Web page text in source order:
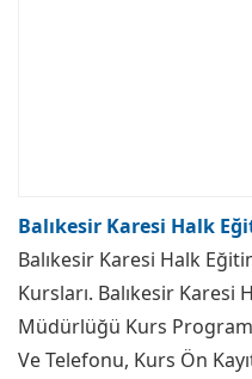
Balıkesir Karesi Halk
Balıkesir Karesi Halk
Kursları. Balıkesir
Müdürlüğü Kurs
Ve Telefonu, Kurs Ön